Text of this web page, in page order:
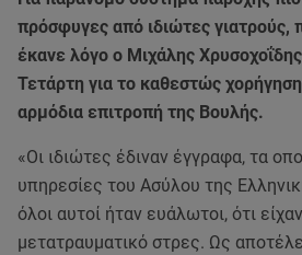
πρόσφυγες από ιδιώτες γιατρούς,
έκανε λόγο ο Μιχάλης
Τετάρτη για το καθεστώς
αρμόδια επιτροπή της Βουλής.
«Οι ιδιώτες έδιναν έγγραφα, τα
υπηρεσίες του Ασύλου της
όλοι αυτοί ήταν ευάλωτοι, ότι
μετατραυματικό στρες. Ως